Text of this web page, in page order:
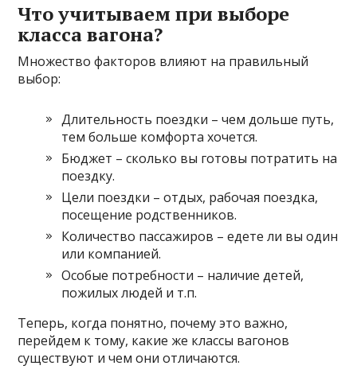
Что учитываем при выборе
класса вагона?
Множество факторов влияют на правильный
выбор:
Длительность поездки – чем дольше путь,
тем больше комфорта хочется.
Бюджет – сколько вы готовы потратить на
поездку.
Цели поездки – отдых, рабочая поездка,
посещение родственников.
Количество пассажиров – едете ли вы один
или компанией.
Особые потребности – наличие детей,
пожилых людей и т.п.
Теперь, когда понятно, почему это важно,
перейдем к тому, какие же классы вагонов
существуют и чем они отличаются.